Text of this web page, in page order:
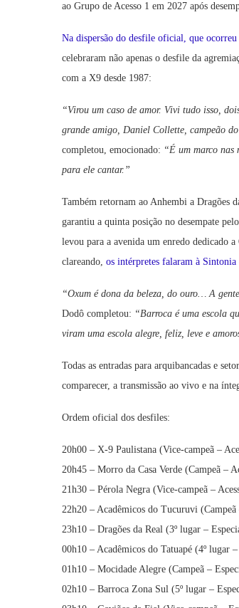
ao Grupo de Acesso 1 em 2027 após
Na dispersão do desfile oficial, que
celebraram não apenas o desfile da
com a X9 desde 1987:
“Virou um caso de amor. Vivi tudo isso,
grande amigo, Daniel Collette, campeão
completou, emocionado: “É um marco
para ele cantar.”
Também retornam ao Anhembi a Dragões
garantiu a quinta posição no desempate
levou para a avenida um enredo dedicado
clareando, os intérpretes falaram à
“Oxum é dona da beleza, do ouro… A
Dodô completou: “Barroca é uma escola
viram uma escola alegre, feliz, leve e
Todas as entradas para arquibancadas e
comparecer, a transmissão ao vivo e na
Ordem oficial dos desfiles:
20h00 – X-9 Paulistana (Vice-campeã –
20h45 – Morro da Casa Verde (Campeã –
21h30 – Pérola Negra (Vice-campeã –
22h20 – Acadêmicos do Tucuruvi (Campeã
23h10 – Dragões da Real (3º lugar –
00h10 – Acadêmicos do Tatuapé (4º lugar
01h10 – Mocidade Alegre (Campeã –
02h10 – Barroca Zona Sul (5º lugar –